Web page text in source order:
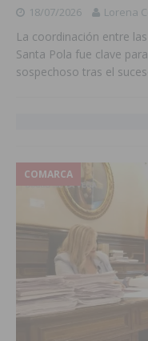
18/07/2026 Lorena
La coordinación entre
Santa Pola fue clave
sospechoso tras el
COMARCA